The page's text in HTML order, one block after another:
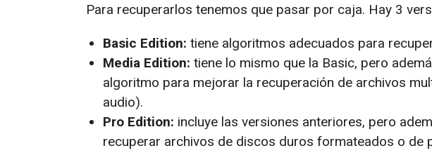
Para recuperarlos tenemos que pasar por caja. Hay 3
Basic Edition: tiene algoritmos adecuados para
Media Edition: tiene lo mismo que la Basic, pero
algoritmo para mejorar la recuperación de archivos
audio).
Pro Edition: incluye las versiones anteriores, pero
recuperar archivos de discos duros formateados o de